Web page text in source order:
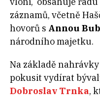
záznamů, včetně
hovorů s Annou
národního majetku.
Na základě
pokusit vydírat
Dobroslav Trnka,